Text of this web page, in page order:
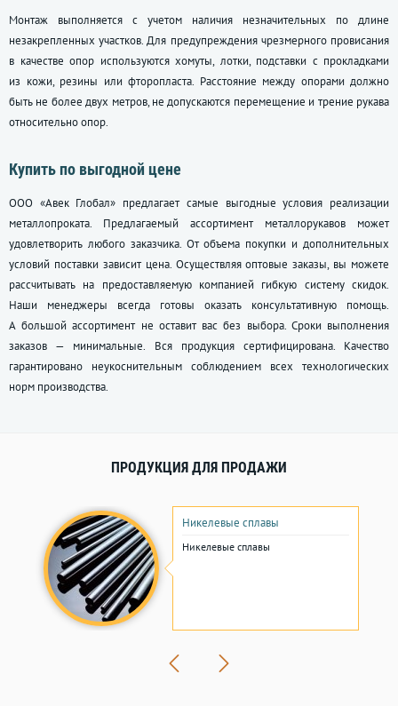
Монтаж выполняется с учетом наличия незначительных по длине
незакрепленных участков. Для предупреждения чрезмерного провисания
в качестве опор используются хомуты, лотки, подставки с прокладками
из кожи, резины или фторопласта. Расстояние между опорами должно
быть не более двух метров, не допускаются перемещение и трение рукава
относительно опор.
Купить по выгодной цене
ООО «Авек Глобал» предлагает самые выгодные условия реализации
металлопроката. Предлагаемый ассортимент металлорукавов может
удовлетворить любого заказчика. От объема покупки и дополнительных
условий поставки зависит цена. Осуществляя оптовые заказы, вы можете
рассчитывать на предоставляемую компанией гибкую систему скидок.
Наши менеджеры всегда готовы оказать консультативную помощь.
А большой ассортимент не оставит вас без выбора. Сроки выполнения
заказов — минимальные. Вся продукция сертифицирована. Качество
гарантировано неукоснительным соблюдением всех технологических
норм производства.
ПРОДУКЦИЯ ДЛЯ ПРОДАЖИ
Никелевые сплавы
Никелевые сплавы